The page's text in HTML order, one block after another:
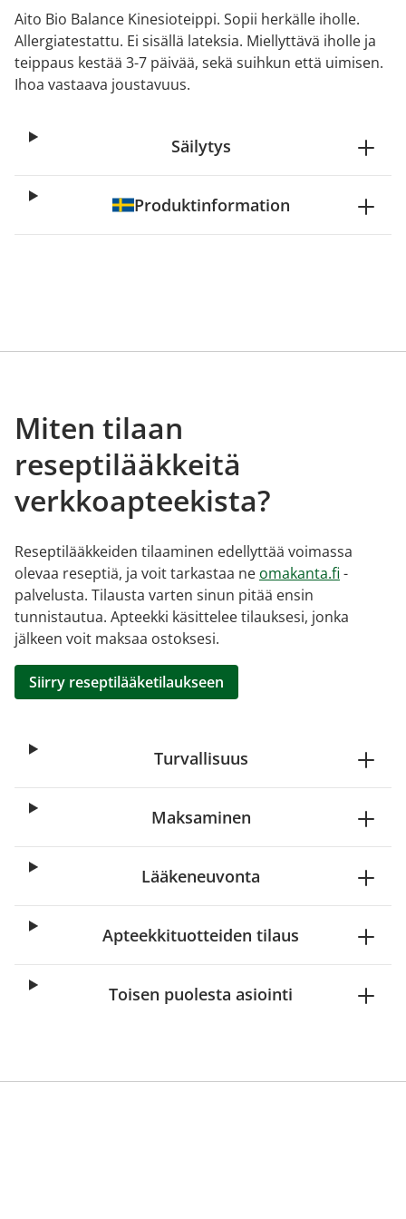
Aito Bio Balance Kinesioteippi. Sopii herkälle iholle.
Allergiatestattu. Ei sisällä lateksia. Miellyttävä iholle ja
teippaus kestää 3-7 päivää, sekä suihkun että uimisen.
Ihoa vastaava joustavuus.
Säilytys
Produktinformation
Miten tilaan
reseptilääkkeitä
verkkoapteekista?
Reseptilääkkeiden tilaaminen edellyttää voimassa
olevaa reseptiä, ja voit tarkastaa ne omakanta.fi -
palvelusta. Tilausta varten sinun pitää ensin
tunnistautua. Apteekki käsittelee tilauksesi, jonka
jälkeen voit maksaa ostoksesi.
Siirry reseptilääketilaukseen
Turvallisuus
Maksaminen
Lääkeneuvonta
Apteekkituotteiden tilaus
Toisen puolesta asiointi